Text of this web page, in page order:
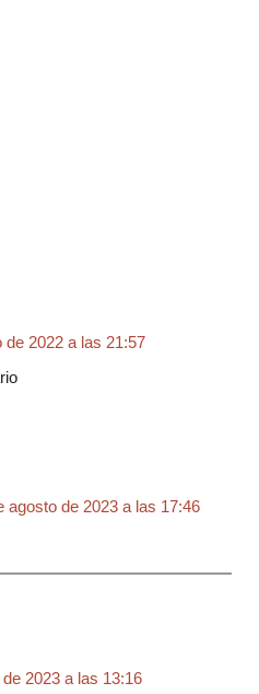
de 2022 a las 21:57
agosto de 2023 a las 17:46
2023 a las 13:16